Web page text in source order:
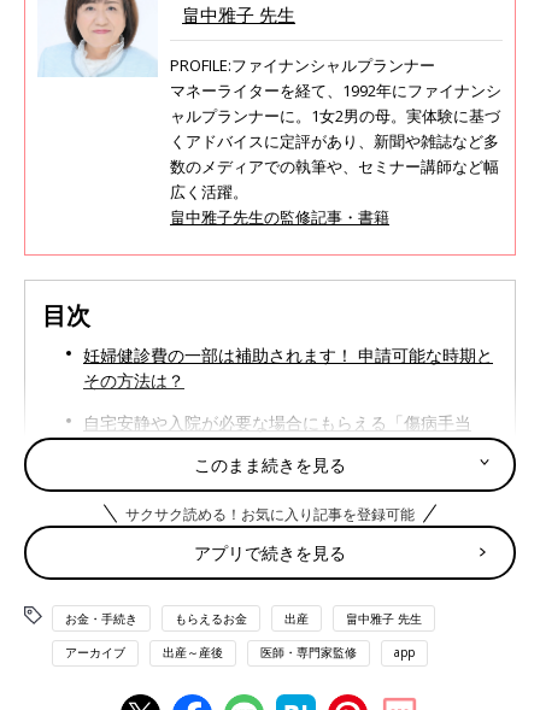
畠中雅子 先生
PROFILE:ファイナンシャルプランナー
マネーライターを経て、1992年にファイナンシ
ャルプランナーに。1女2男の母。実体験に基づ
くアドバイスに定評があり、新聞や雑誌など多
数のメディアでの執筆や、セミナー講師など幅
広く活躍。
畠中雅子先生の監修記事・書籍
目次
妊婦健診費の一部は補助されます！ 申請可能な時期と
その方法は？
自宅安静や入院が必要な場合にもらえる「傷病手当
金」
高額になった医療費を援助する「高額療養費」
赤ちゃんの医療費が補助される「乳幼児の医療費助
まとめ
このまま続きを見る
サクサク読める！お気に入り記事を登録可能
アプリで続きを見る
お金・手続き もらえるお金 出産 畠中雅子 先生
アーカイブ 出産～産後 医師・専門家監修 app